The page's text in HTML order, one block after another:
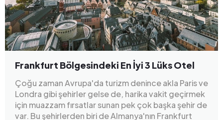
Frankfurt Bölgesindeki En İyi 3 Lüks Otel
Çoğu zaman Avrupa'da turizm denince akla Paris ve
Londra gibi şehirler gelse de, harika vakit geçirmek
için muazzam fırsatlar sunan pek çok başka şehir de
var. Bu şehirlerden biri de Almanya'nın Frankfurt